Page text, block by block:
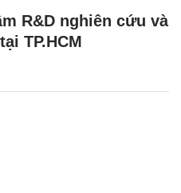
R&D nghiên cứu và
TP.HCM